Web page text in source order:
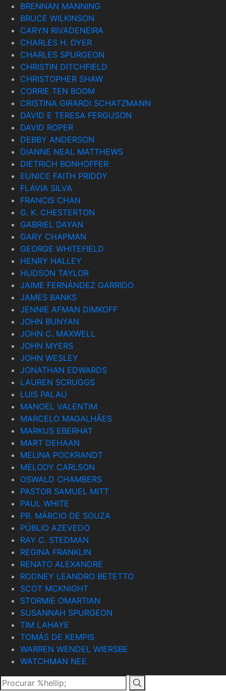
BRENNAN MANNING
BRUCE WILKINSON
CARYN RIVADENEIRA
CHARLES H. DYER
CHARLES SPURGEON
CHRISTIN DITCHFIELD
CHRISTOPHER SHAW
CORRIE TEN BOOM
CRISTINA GIRARDI SCHATZMANN
DAVID E TERESA FERGUSON
DAVID ROPER
DEBBY ANDERSON
DIANNE NEAL MATTHEWS
DIETRICH BONHOFFER
EUNICE FAITH PRIDDY
FLÁVIA SILVA
FRANCIS CHAN
G. K. CHESTERTON
GABRIEL DAYAN
GARY CHAPMAN
GEORGE WHITEFIELD
HENRY HALLEY
HUDSON TAYLOR
JAIME FERNÁNDEZ GARRIDO
JAMES BANKS
JENNIE AFMAN DIMKOFF
JOHN BUNYAN
JOHN C. MAXWELL
JOHN MYERS
JOHN WESLEY
JONATHAN EDWARDS
LAUREN SCRUGGS
LUIS PALAU
MANOEL VALENTIM
MARCELO MAGALHÃES
MARKUS EBERHAT
MART DEHAAN
MELINA POCKRANDT
MELODY CARLSON
OSWALD CHAMBERS
PASTOR SAMUEL MITT
PAUL WHITE
PR. MÁRCIO DE SOUZA
PÚBLIO AZEVEDO
RAY C. STEDMAN
REGINA FRANKLIN
RENATO ALEXANDRE
RODNEY LEANDRO BETETTO
SCOT MCKNIGHT
STORMIE OMARTIAN
SUSANNAH SPURGEON
TIM LAHAYE
TOMÁS DE KEMPIS
WARREN WENDEL WIERSBE
WATCHMAN NEE